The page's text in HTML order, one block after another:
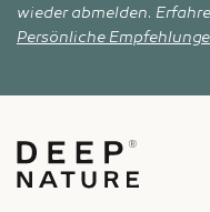
wieder abmelden.
Persönliche